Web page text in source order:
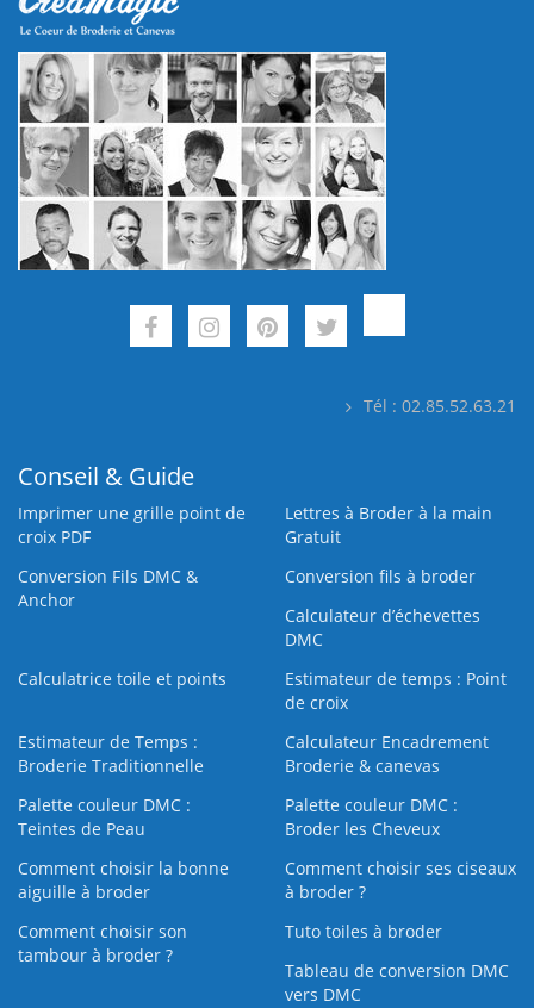
Tél : 02.85.52.63.21
Conseil & Guide
Imprimer une grille point de
croix PDF
Lettres à Broder à la main
Gratuit
Conversion Fils DMC &
Anchor
Conversion fils à broder
Calculateur d’échevettes
DMC
Calculatrice toile et points
Estimateur de temps : Point
de croix
Estimateur de Temps :
Broderie Traditionnelle
Calculateur Encadrement
Broderie & canevas
Palette couleur DMC :
Teintes de Peau
Palette couleur DMC :
Broder les Cheveux
Comment choisir la bonne
aiguille à broder
Comment choisir ses ciseaux
à broder ?
Comment choisir son
tambour à broder ?
Tuto toiles à broder
Tableau de conversion DMC
vers DMC